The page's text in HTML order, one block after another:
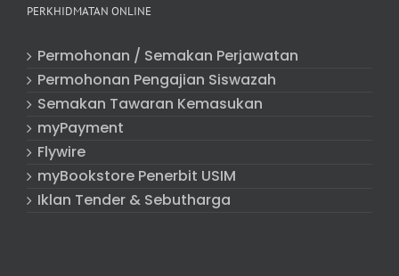
PERKHIDMATAN ONLINE
Permohonan / Semakan Perjawatan
Permohonan Pengajian Siswazah
Semakan Tawaran Kemasukan
myPayment
Flywire
myBookstore Penerbit USIM
Iklan Tender & Sebutharga